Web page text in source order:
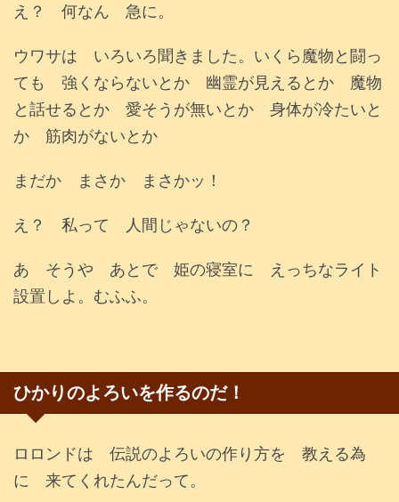
え？ 何なん 急に。
ウワサは いろいろ聞きました。いくら魔物と闘っ
ても 強くならないとか 幽霊が見えるとか 魔物
と話せるとか 愛そうが無いとか 身体が冷たいと
か 筋肉がないとか
まだか まさか まさかッ！
え？ 私って 人間じゃないの？
あ そうや あとで 姫の寝室に えっちなライト
設置しよ。むふふ。
ひかりのよろいを作るのだ！
ロロンドは 伝説のよろいの作り方を 教える為
に 来てくれたんだって。